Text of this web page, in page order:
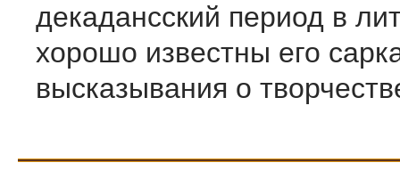
декадансский период в
хорошо известны его
высказывания о